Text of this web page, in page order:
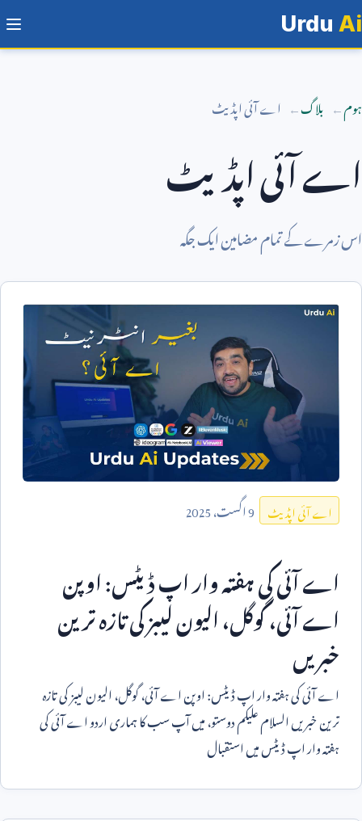
Urdu Ai
ہوم بلاگ اے آئی اپڈیٹ
اے آئی اپڈیٹ
اس زمرے کے تمام مضامین ایک جگہ
اے آئی اپڈیٹ 9اگست،2025
اے آئی کی ہفتہ وار اپ ڈیٹس: اوپن
اے آئی، گوگل، الیون لیبز کی تازہ ترین
خبریں
اے آئی کی ہفتہ وار اپ ڈیٹس: اوپن اے آئی، گوگل، الیون لیبز کی تازہ
ترین خبریں السلام علیکم دوستو، میں آپ سب کا ہماری اردو اے آئی کی
ہفتہ وار اپ ڈیٹس میں استقبال